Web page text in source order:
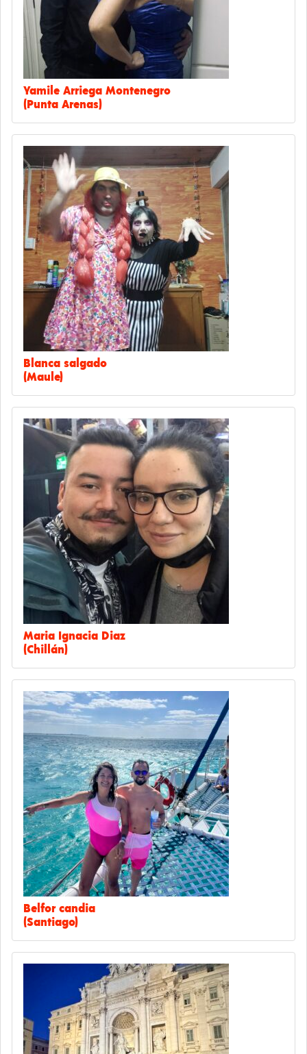
Yamile Arriega Montenegro
(Punta Arenas)
Blanca salgado
(Maule)
Maria Ignacia Diaz
(Chillán)
Belfor candia
(Santiago)